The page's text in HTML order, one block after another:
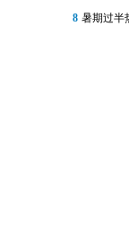
8 暑期过半